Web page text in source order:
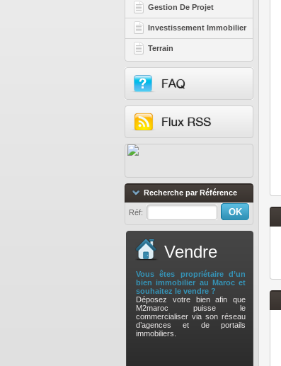
Gestion De Projet
Investissement Immobilier
Terrain
Recherche par Référence
Réf:
Vendre
Vous êtes propriétaire d’un
bien immobilier au Maroc et
souhaitez le vendre ?
Déposez votre bien afin que
M2maroc puisse le
commercialiser via son réseau
d’agences et de portails
immobiliers.